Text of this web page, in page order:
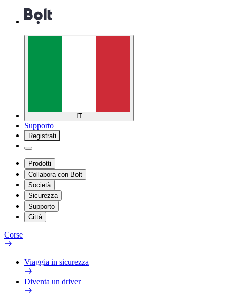
IT
Supporto
Registrati
Prodotti
Collabora con Bolt
Società
Sicurezza
Supporto
Città
Corse
Viaggia in sicurezza
Diventa un driver